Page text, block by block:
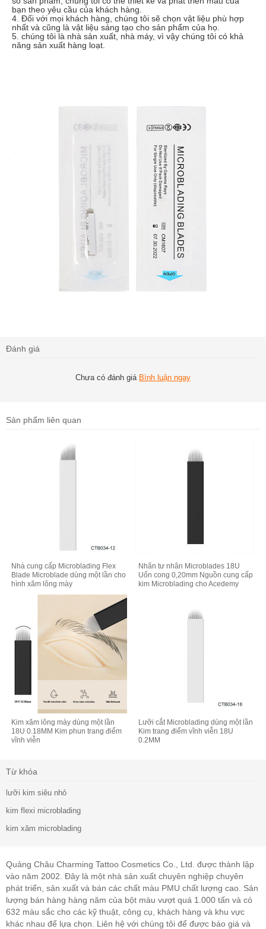
bạn theo yêu cầu của khách hàng.
4. Đối với mọi khách hàng, chúng tôi sẽ chọn vật liệu phù hợp
nhất và cũng là vật liệu sáng tạo cho sản phẩm của họ.
5. chúng tôi là nhà sản xuất, nhà máy, vì vậy chúng tôi có khả
năng sản xuất hàng loạt.
Đánh giá
Chưa có đánh giá Bình luận ngay
Sản phẩm liên quan
Nhà cung cấp Microblading Flex
Blade Microblade dùng một lần cho
hình xăm lông mày
Nhãn tư nhân Microblades 18U
Uốn cong 0,20mm Nguồn cung cấp
kim Microblading cho Acedemy
Kim xăm lông mày dùng một lần
18U 0.18MM Kim phun trang điểm
vĩnh viễn
Lưỡi cắt Microblading dùng một lần
Kim trang điểm vĩnh viễn 18U
0.2MM
Từ khóa
lưỡi kim siêu nhỏ
kim flexi microblading
kim xăm microblading
Quảng Châu Charming Tattoo Cosmetics Co., Ltd. được thành lập
vào năm 2002. Đây là một nhà sản xuất chuyên nghiệp chuyên
phát triển, sản xuất và bán các chất màu PMU chất lượng cao. Sản
lượng bán hàng hàng năm của bột màu vượt quá 1.000 tấn và có
632 màu sắc cho các kỹ thuật, công cụ, khách hàng và khu vực
khác nhau để lựa chọn. Liên hệ với chúng tôi để được báo giá và